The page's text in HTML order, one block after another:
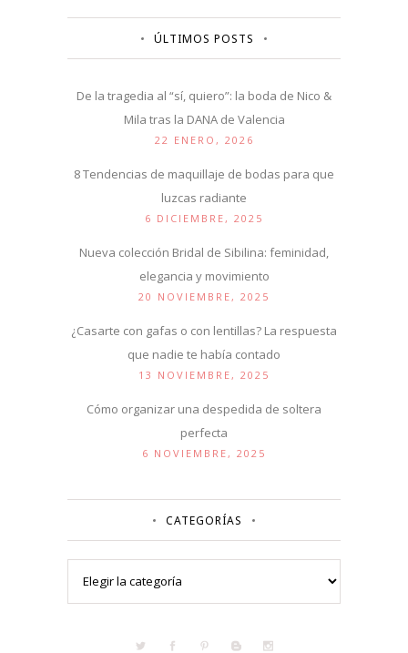
ÚLTIMOS POSTS
De la tragedia al “sí, quiero”: la boda de Nico &
Mila tras la DANA de Valencia
22 ENERO, 2026
8 Tendencias de maquillaje de bodas para que
luzcas radiante
6 DICIEMBRE, 2025
Nueva colección Bridal de Sibilina: feminidad,
elegancia y movimiento
20 NOVIEMBRE, 2025
¿Casarte con gafas o con lentillas? La respuesta
que nadie te había contado
13 NOVIEMBRE, 2025
Cómo organizar una despedida de soltera
perfecta
6 NOVIEMBRE, 2025
CATEGORÍAS